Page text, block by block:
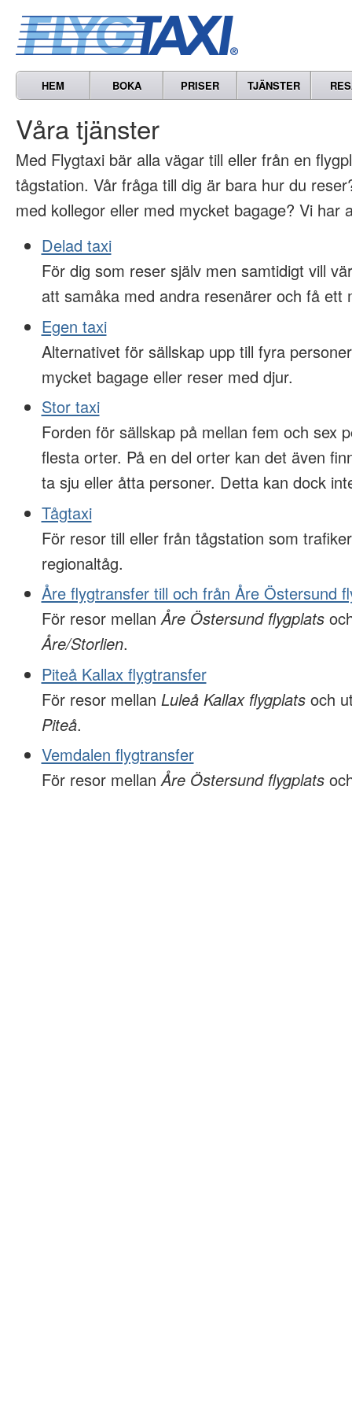
HEM BOKA PRISER TJÄNSTER
Våra tjänster
Med Flygtaxi bär alla vägar till eller från en
tågstation. Vår fråga till dig är bara hur du
med kollegor eller med mycket bagage? Vi har
Delad taxi
För dig som reser själv men samtidigt vill
att samåka med andra resenärer och få ett
Egen taxi
Alternativet för sällskap upp till fyra
mycket bagage eller reser med djur.
Stor taxi
Forden för sällskap på mellan fem och sex
flesta orter. På en del orter kan det även
ta sju eller åtta personer. Detta kan dock
Tågtaxi
För resor till eller från tågstation som
regionaltåg.
Åre flygtransfer till och från Åre Östersund
För resor mellanÅre Östersund flygplats
Åre/Storlien.
Piteå Kallax flygtransfer
För resor mellan Luleå Kallax flygplatsoch
Piteå.
Vemdalen flygtransfer
För resor mellanÅre Östersund flygplats